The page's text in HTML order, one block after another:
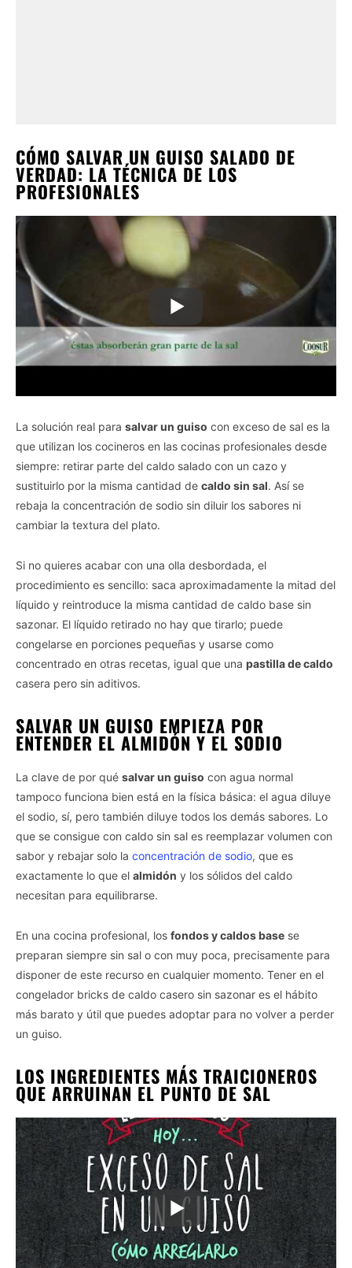
CÓMO SALVAR UN GUISO SALADO DE
VERDAD: LA TÉCNICA DE LOS
PROFESIONALES
La solución real para salvar un guiso con exceso de sal es la
que utilizan los cocineros en las cocinas profesionales desde
siempre: retirar parte del caldo salado con un cazo y
sustituirlo por la misma cantidad de caldo sin sal. Así se
rebaja la concentración de sodio sin diluir los sabores ni
cambiar la textura del plato.
Si no quieres acabar con una olla desbordada, el
procedimiento es sencillo: saca aproximadamente la mitad del
líquido y reintroduce la misma cantidad de caldo base sin
sazonar. El líquido retirado no hay que tirarlo; puede
congelarse en porciones pequeñas y usarse como
concentrado en otras recetas, igual que una pastilla de caldo
casera pero sin aditivos.
SALVAR UN GUISO EMPIEZA POR
ENTENDER EL ALMIDÓN Y EL SODIO
La clave de por qué salvar un guiso con agua normal
tampoco funciona bien está en la física básica: el agua diluye
el sodio, sí, pero también diluye todos los demás sabores. Lo
que se consigue con caldo sin sal es reemplazar volumen con
sabor y rebajar solo la concentración de sodio, que es
exactamente lo que el almidón y los sólidos del caldo
necesitan para equilibrarse.
En una cocina profesional, los fondos y caldos base se
preparan siempre sin sal o con muy poca, precisamente para
disponer de este recurso en cualquier momento. Tener en el
congelador bricks de caldo casero sin sazonar es el hábito
más barato y útil que puedes adoptar para no volver a perder
un guiso.
LOS INGREDIENTES MÁS TRAICIONEROS
QUE ARRUINAN EL PUNTO DE SAL